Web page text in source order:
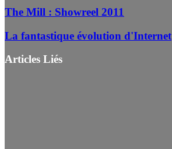
The Mill : Showreel 2011
La fantastique évolution d'Internet
Articles Liés